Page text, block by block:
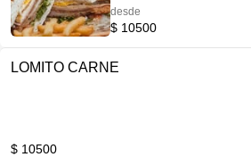
desde
$ 10500
LOMITO CARNE
$ 10500